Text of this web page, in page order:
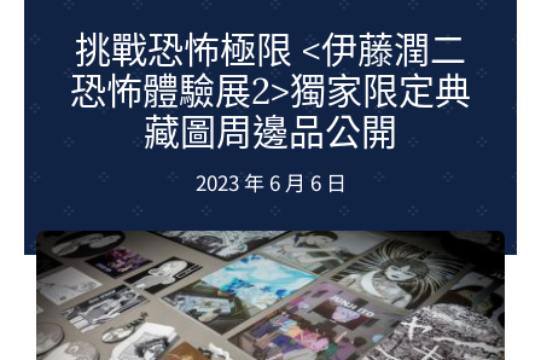
生活美學
室內設計
夢想TV
GCU大賽
挑戰恐怖極限 <伊藤潤二
恐怖體驗展2>獨家限定典
藏圖周邊品公開
2023 年 6 月 6 日